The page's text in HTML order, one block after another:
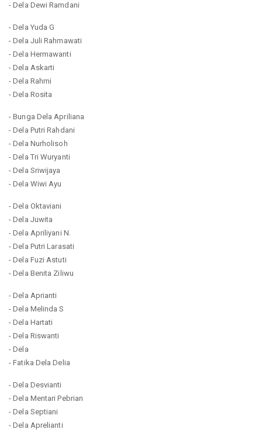
- Dela Dewi Ramdani
- Dela Yuda G
- Dela Juli Rahmawati
- Dela Hermawanti
- Dela Askarti
- Dela Rahmi
- Dela Rosita
- Bunga Dela Apriliana
- Dela Putri Rahdani
- Dela Nurholisoh
- Dela Tri Wuryanti
- Dela Sriwijaya
- Dela Wiwi Ayu
- Dela Oktaviani
- Dela Juwita
- Dela Apriliyani N.
- Dela Putri Larasati
- Dela Fuzi Astuti
- Dela Benita Ziliwu
- Dela Aprianti
- Dela Melinda S
- Dela Hartati
- Dela Riswanti
- Dela
- Fatika Dela Delia
- Dela Desvianti
- Dela Mentari Pebrian
- Dela Septiani
- Dela Aprelianti